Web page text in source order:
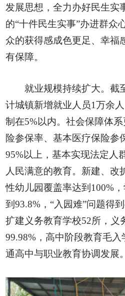
发展思想，全力办好民生实
的“十件民生实事”办进群众
众的获得感成色更足、幸福
有保障。
就业规模持续扩大。截
计城镇新增就业人员1万余
制在5%以内。社会保障体
险参保率、基本医疗保险参
95%以上，基本实现法定人
人民满意的教育。新建、改
性幼儿园覆盖率达到100%
到93.8%，“入园难”问题得
扩建义务教育学校52所，义
99.98%，高中阶段教育毛
通高中与职业教育协调发展。